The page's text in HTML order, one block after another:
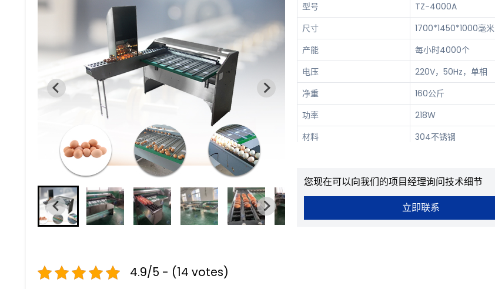
型号
TZ-4000A
尺寸
1700*1450*1000毫米
产能
每小时4000个
电压
220V，50Hz，单相
净重
160公斤
功率
218W
材料
304不锈钢
您现在可以向我们的项目经理询问技术细节
立即联系
4.9/5 - (14 votes)